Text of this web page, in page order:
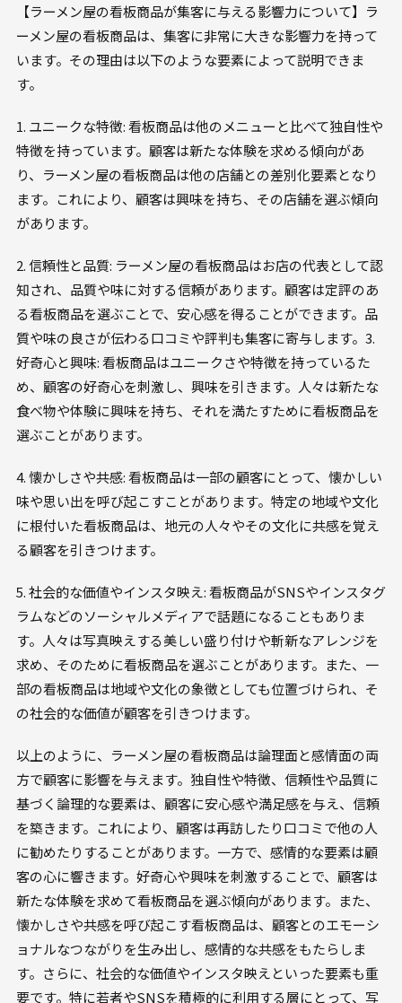
【ラーメン屋の看板商品が集客に与える影響力について】ラ
ーメン屋の看板商品は、集客に非常に大きな影響力を持って
います。その理由は以下のような要素によって説明できま
す。
1. ユニークな特徴: 看板商品は他のメニューと比べて独自性や
特徴を持っています。顧客は新たな体験を求める傾向があ
り、ラーメン屋の看板商品は他の店舗との差別化要素となり
ます。これにより、顧客は興味を持ち、その店舗を選ぶ傾向
があります。
2. 信頼性と品質: ラーメン屋の看板商品はお店の代表として認
知され、品質や味に対する信頼があります。顧客は定評のあ
る看板商品を選ぶことで、安心感を得ることができます。品
質や味の良さが伝わる口コミや評判も集客に寄与します。3.
好奇心と興味: 看板商品はユニークさや特徴を持っているた
め、顧客の好奇心を刺激し、興味を引きます。人々は新たな
食べ物や体験に興味を持ち、それを満たすために看板商品を
選ぶことがあります。
4. 懐かしさや共感: 看板商品は一部の顧客にとって、懐かしい
味や思い出を呼び起こすことがあります。特定の地域や文化
に根付いた看板商品は、地元の人々やその文化に共感を覚え
る顧客を引きつけます。
5. 社会的な価値やインスタ映え: 看板商品がSNSやインスタグ
ラムなどのソーシャルメディアで話題になることもありま
す。人々は写真映えする美しい盛り付けや斬新なアレンジを
求め、そのために看板商品を選ぶことがあります。また、一
部の看板商品は地域や文化の象徴としても位置づけられ、そ
の社会的な価値が顧客を引きつけます。
以上のように、ラーメン屋の看板商品は論理面と感情面の両
方で顧客に影響を与えます。独自性や特徴、信頼性や品質に
基づく論理的な要素は、顧客に安心感や満足感を与え、信頼
を築きます。これにより、顧客は再訪したり口コミで他の人
に勧めたりすることがあります。一方で、感情的な要素は顧
客の心に響きます。好奇心や興味を刺激することで、顧客は
新たな体験を求めて看板商品を選ぶ傾向があります。また、
懐かしさや共感を呼び起こす看板商品は、顧客とのエモーシ
ョナルなつながりを生み出し、感情的な共感をもたらしま
す。さらに、社会的な価値やインスタ映えといった要素も重
要です。特に若者やSNSを積極的に利用する層にとって、写